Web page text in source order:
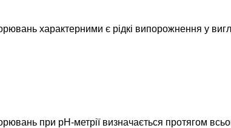
характерними є рідкі випорожнення у
при рН-метрії визначається протягом